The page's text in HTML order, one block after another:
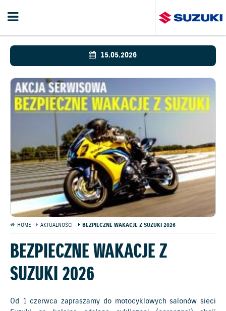
15.05.2026
HOME AKTUALNOŚCI BEZPIECZNE WAKACJE Z SUZUKI 2026
BEZPIECZNE WAKACJE Z
SUZUKI 2026
Od 1 czerwca zapraszamy do motocyklowych salonów sieci